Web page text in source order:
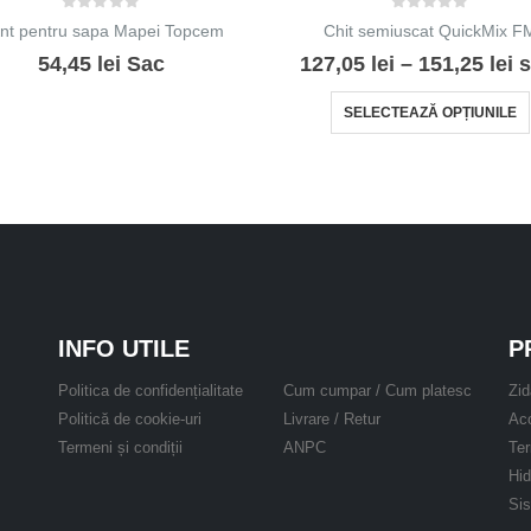
pentru sapa Mapei Topcem
54,45 lei Sac
Chit semiuscat QuickMix
127,05 lei – 151,25 lei
SELECTEAZĂ OPȚIUNILE
INFO UTILE
Politica de confidențialitate
Politică de cookie-uri
Termeni și condiții
Cum cumpar / Cum platesc
Livrare / Retur
ANPC